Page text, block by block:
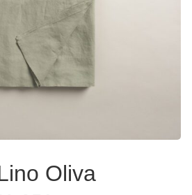
Oliva